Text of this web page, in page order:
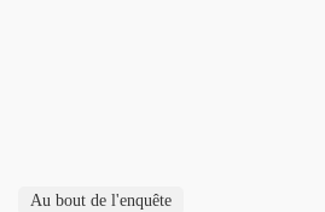
Au bout de l'enquête